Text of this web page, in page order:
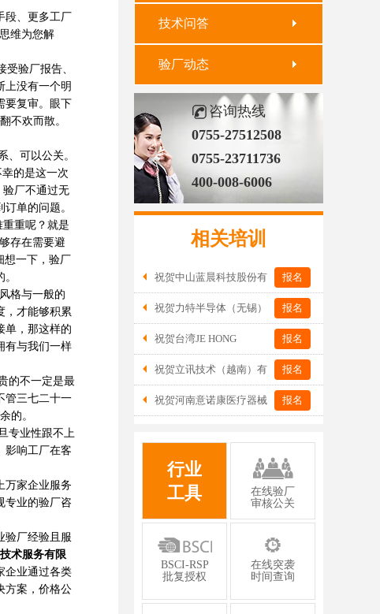
技术问答
验厂动态
咨询热线
0755-27512508
0755-23711736
400-008-6006
相关培训
报名
祝贺中山蓝晨科技股份有
限公司2026年一次性成功通过BSCI验
报名
祝贺力特半导体（无锡）
有限公司2026年一次性成功通过RBA-
报名
祝贺台湾JE HONG
INTERNATIONAL TEXTILE CO., LTD
2026年一次性成功通过GRS认证
报名
祝贺立讯技术（越南）有
限公司2026年一次性成功通过RBA-VAP
报名
祝贺河南意诺康医疗器械
证
行业
工具
在线验厂
审核公关
BSCI-RSP
批复授权
在线突袭
时间查询
段、更多工厂
维为您解
受验厂报告、
上没有一个明
要复审。眼下
不欢而散。
可以公关。
的是这一次
验厂不通过无
单的问题。
重呢？就是
存在需要避
想一下，验厂
格与一般的
，才能够积累
单，那这样的
有与我们一样
的不一定是最
管三七二十一
的。
专业性跟不上
影响工厂在客
家企业服务
专业的验厂咨
验厂经验且服
术服务有限
企业通过各类
方案，价格公